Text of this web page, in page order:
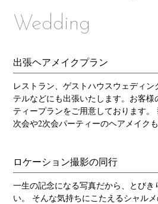
Wedding
出張ヘアメイクプラン
レストラン、ゲストハウスウェディ
テルなどにも出張いたします。お客
ティープランをご用意しております。
次会や2次会パーティーのヘアメイクも
ロケーション撮影の同行
一生の記念になる写真だから、とび
い。 そんな気持ちにこたえるシャル